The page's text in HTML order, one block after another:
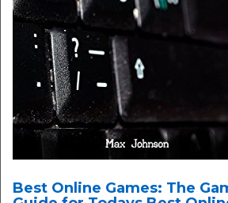
Best Online Games: The